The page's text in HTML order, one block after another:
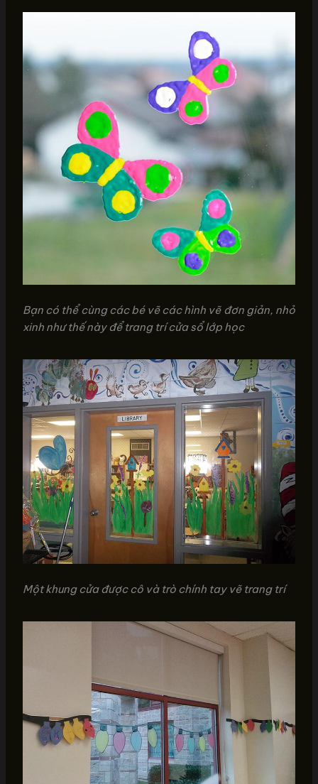
Bạn có thể cùng các bé vẽ các hình vẽ đơn giản, nhỏ
xinh như thế này để trang trí cửa sổ lớp học
Một khung cửa được cô và trò chính tay vẽ trang trí